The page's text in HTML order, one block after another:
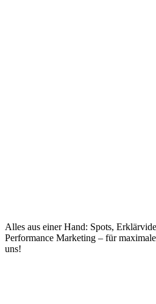
Alles aus einer Hand: Spots,
Performance Marketing – für
uns!